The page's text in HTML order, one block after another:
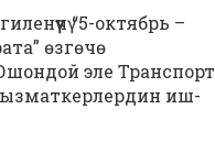
“5-октябрь –
өзгөчө
эле Транспорт
иш-